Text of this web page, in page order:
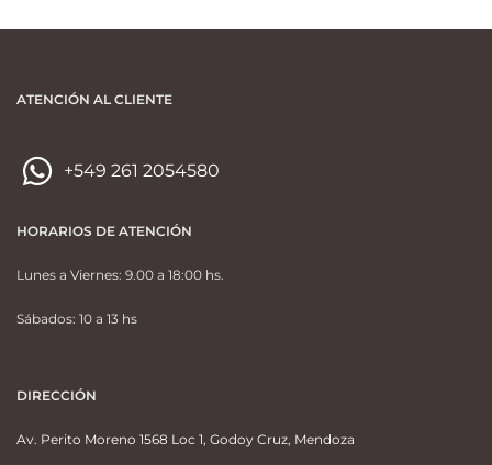
ATENCIÓN AL CLIENTE
+549 261 2054580
HORARIOS DE ATENCIÓN
Lunes a Viernes: 9.00 a 18:00 hs.
Sábados: 10 a 13 hs
DIRECCIÓN
Av. Perito Moreno 1568 Loc 1, Godoy Cruz, Mendoza